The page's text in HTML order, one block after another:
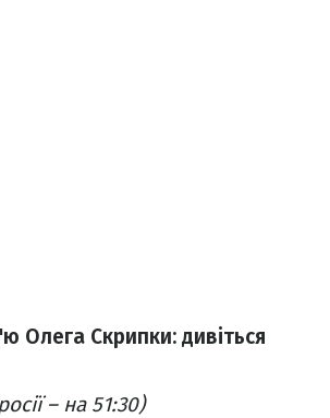
Олега Скрипки: дивіться
– на 51:30)